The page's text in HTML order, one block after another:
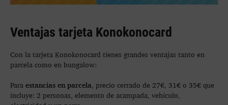
Ventajas tarjeta Konokonocard
Con la tarjeta Konokonocard tienes grandes ventajas tanto en
parcela como en bungalow:
Para estancias en parcela , precio cerrado de 27€, 31€ o 35€ que
incluye: 2 personas, elemento de acampada, vehículo,